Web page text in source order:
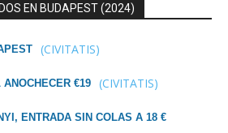
EN BUDAPEST (2024)
(CIVITATIS)
€19 (CIVITATIS)
ENTRADA SIN COLAS A 18 €